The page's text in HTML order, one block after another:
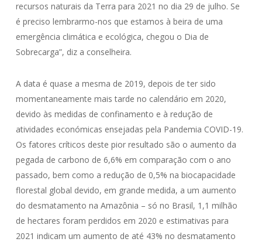
recursos naturais da Terra para 2021 no dia 29 de julho. Se
é preciso lembrarmo-nos que estamos à beira de uma
emergência climática e ecológica, chegou o Dia de
Sobrecarga”, diz a conselheira.
A data é quase a mesma de 2019, depois de ter sido
momentaneamente mais tarde no calendário em 2020,
devido às medidas de confinamento e à redução de
atividades económicas ensejadas pela Pandemia COVID-19.
Os fatores críticos deste pior resultado são o aumento da
pegada de carbono de 6,6% em comparação com o ano
passado, bem como a redução de 0,5% na biocapacidade
florestal global devido, em grande medida, a um aumento
do desmatamento na Amazônia – só no Brasil, 1,1 milhão
de hectares foram perdidos em 2020 e estimativas para
2021 indicam um aumento de até 43% no desmatamento